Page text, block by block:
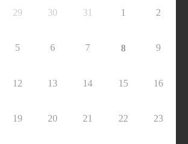
29 30 31 1 2
5 6 7 8 9
12 13 14 15 16
19 20 21 22 23